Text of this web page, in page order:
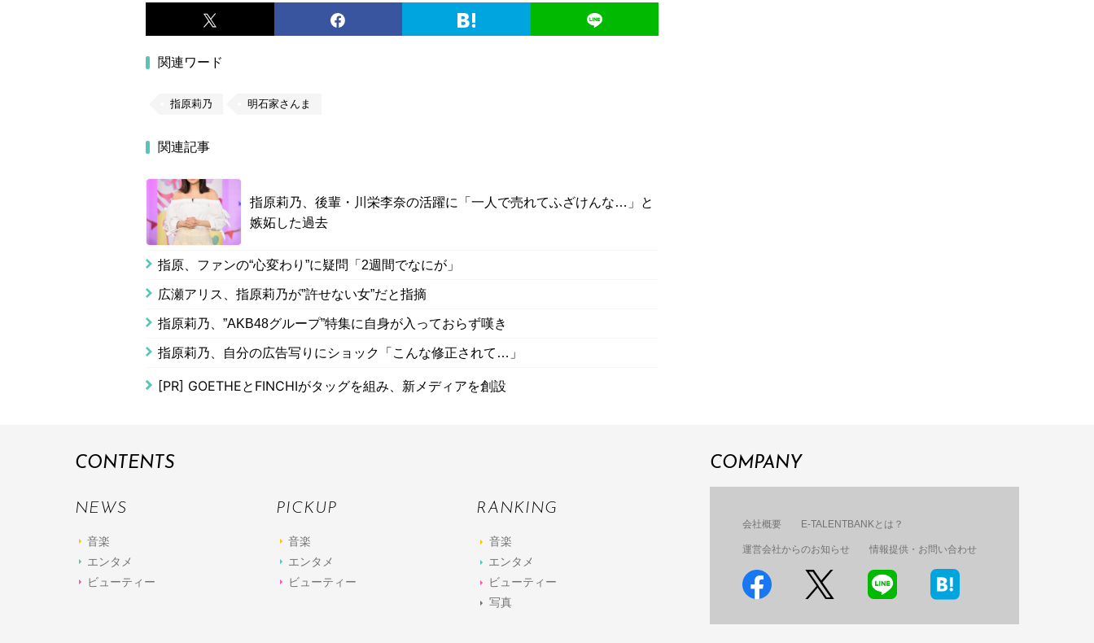
関連ワード
指原莉乃 明石家さんま
関連記事
指原莉乃、後輩・川栄李奈の活躍に「一人で売れてふざけんな…」と
嫉妬した過去
指原、ファンの“心変わり”に疑問「2週間でなにが」
広瀬アリス、指原莉乃が”許せない女”だと指摘
指原莉乃、”AKB48グループ”特集に自身が入っておらず嘆き
指原莉乃、自分の広告写りにショック「こんな修正されて…」
[PR] GOETHEとFINCHIがタッグを組み、新メディアを創設
CONTENTS
NEWS
音楽
エンタメ
ビューティー
PICKUP
音楽
エンタメ
ビューティー
RANKING
音楽
エンタメ
ビューティー
写真
COMPANY
会社概要 E-TALENTBANKとは？
運営会社からのお知らせ 情報提供・お問い合わせ